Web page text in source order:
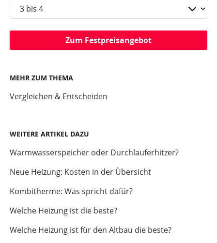
Zum Festpreisangebot
MEHR ZUM THEMA
Vergleichen & Entscheiden
WEITERE ARTIKEL DAZU
Warmwasserspeicher oder Durchlauferhitzer?
Neue Heizung: Kosten in der Übersicht
Kombitherme: Was spricht dafür?
Welche Heizung ist die beste?
Welche Heizung ist für den Altbau die beste?